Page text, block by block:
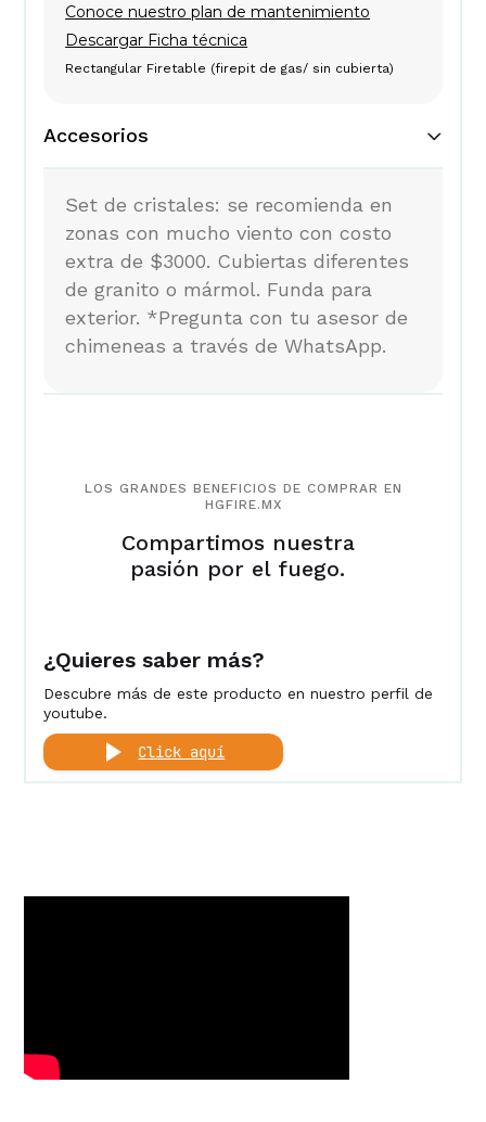
Conoce nuestro plan de mantenimiento
Descargar Ficha técnica
Rectangular Firetable (firepit de gas/ sin cubierta)
Accesorios
Set de cristales: se recomienda en
zonas con mucho viento con costo
extra de $3000. Cubiertas diferentes
de granito o mármol. Funda para
exterior. *Pregunta con tu asesor de
chimeneas a través de WhatsApp.
LOS GRANDES BENEFICIOS DE COMPRAR EN
HGFIRE.MX
Compartimos nuestra
pasión por el fuego.
¿Quieres saber más?
Descubre más de este producto en nuestro perfil de
youtube.
Click aquí